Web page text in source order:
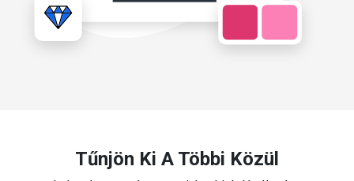
Tűnjön Ki A Többi Közül